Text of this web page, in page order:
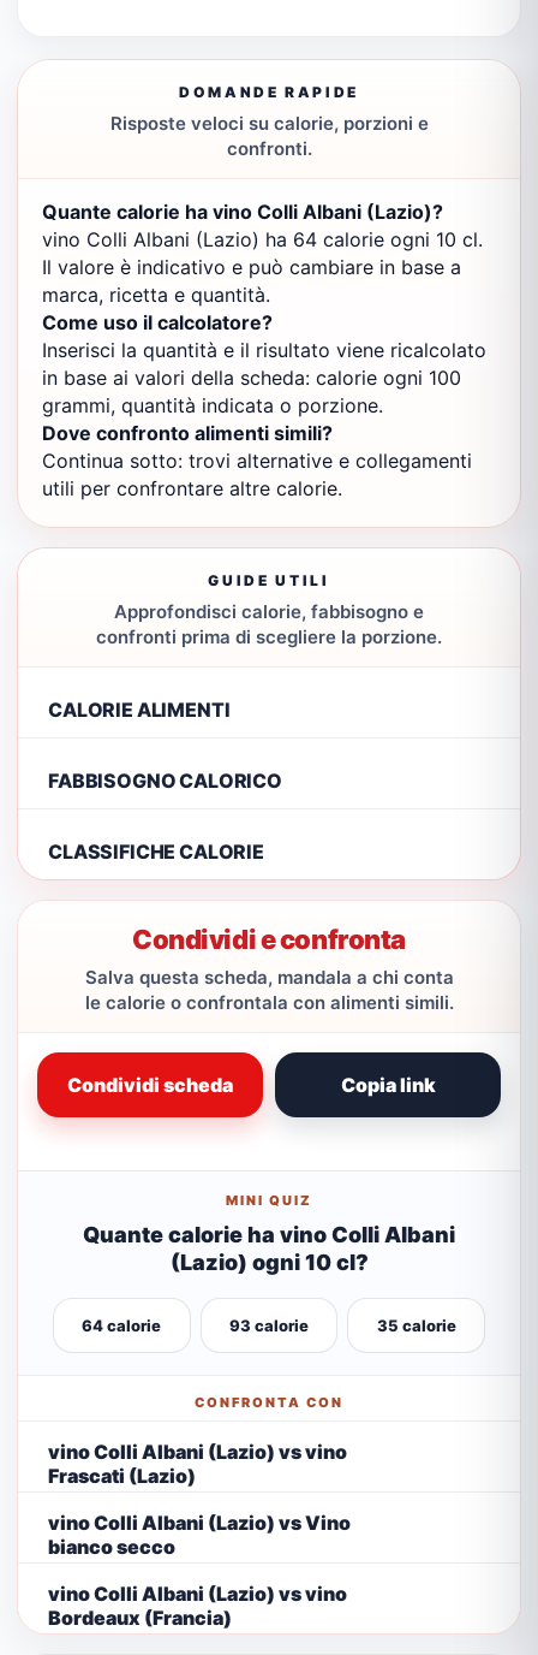
DOMANDE RAPIDE
Risposte veloci su calorie, porzioni e
confronti.
Quante calorie ha vino Colli Albani (Lazio)?
vino Colli Albani (Lazio) ha 64 calorie ogni 10 cl.
Il valore è indicativo e può cambiare in base a
marca, ricetta e quantità.
Come uso il calcolatore?
Inserisci la quantità e il risultato viene ricalcolato
in base ai valori della scheda: calorie ogni 100
grammi, quantità indicata o porzione.
Dove confronto alimenti simili?
Continua sotto: trovi alternative e collegamenti
utili per confrontare altre calorie.
GUIDE UTILI
Approfondisci calorie, fabbisogno e
confronti prima di scegliere la porzione.
CALORIE ALIMENTI
FABBISOGNO CALORICO
CLASSIFICHE CALORIE
Condividi e confronta
Salva questa scheda, mandala a chi conta
le calorie o confrontala con alimenti simili.
Condividi scheda Copia link
MINI QUIZ
Quante calorie ha vino Colli Albani
(Lazio) ogni 10 cl?
64 calorie 93 calorie 35 calorie
CONFRONTA CON
vino Colli Albani (Lazio) vs vino
Frascati (Lazio)
vino Colli Albani (Lazio) vs Vino
bianco secco
vino Colli Albani (Lazio) vs vino
Bordeaux (Francia)